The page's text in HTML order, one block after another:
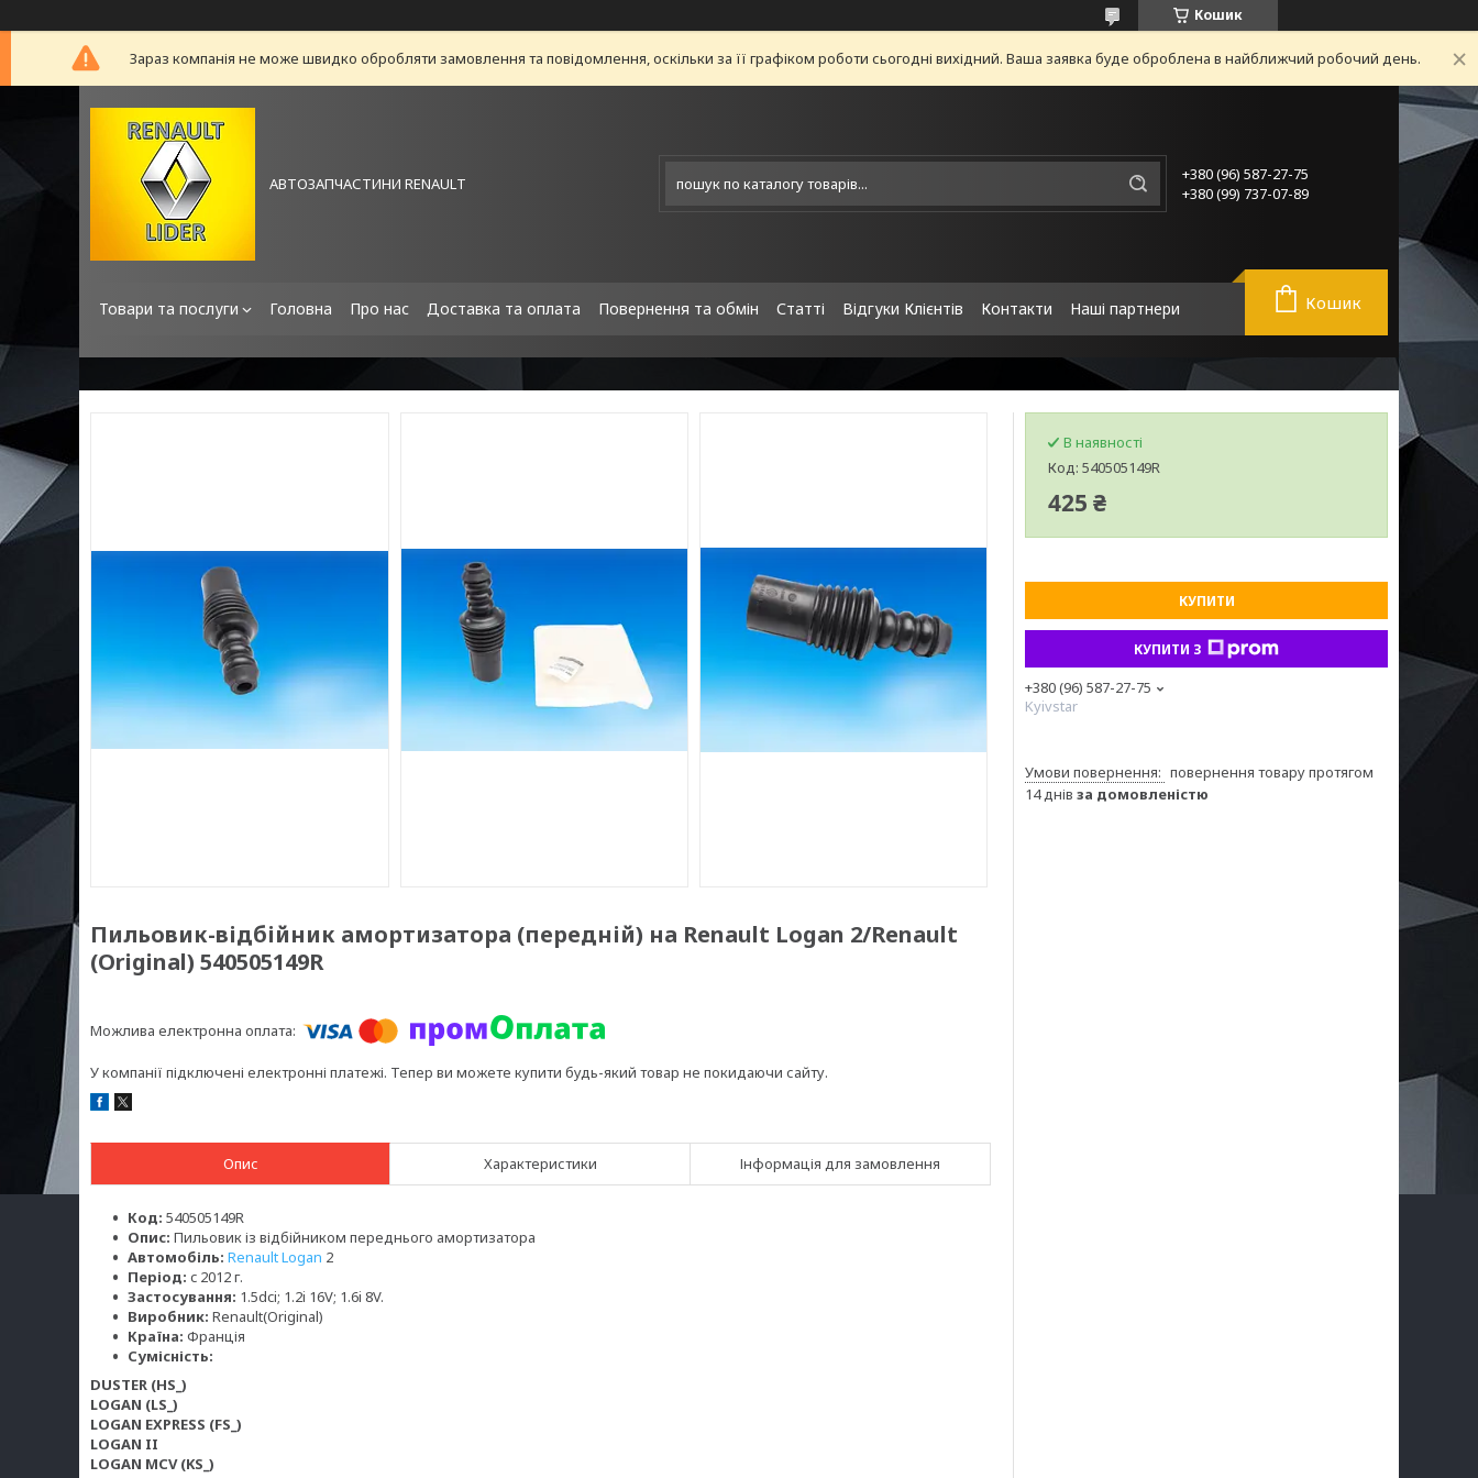
Кошик
Зараз компанія не може швидко обробляти замовлення та повідомлення, оскільки за її графіком роботи сьогодні вихідний. Ваша заявка буде оброблена в найближчий робочий день.
АВТОЗАПЧАСТИНИ RENAULT
+380 (96) 587-27-75
+380 (99) 737-07-89
Товари та послуги Головна Про нас Доставка та оплата Повернення та обмін Статті Відгуки Клієнтів Контакти Наші партнери Кошик
Пильовик-відбійник амортизатора (передній) на Renault Logan 2/Renault
(Original) 540505149R
У компанії підключені електронні платежі. Тепер ви можете купити будь-який товар не покидаючи сайту.
Опис Характеристики Інформація для замовлення
Код: 540505149R
Опис: Пильовик із відбійником переднього амортизатора
Автомобіль: Renault Logan 2
Період: c 2012 г.
Застосування: 1.5dci; 1.2i 16V; 1.6i 8V.
Виробник: Renault(Original)
Країна: Франція
Сумісність:
DUSTER (HS_)
LOGAN (LS_)
LOGAN EXPRESS (FS_)
LOGAN II
LOGAN MCV (KS_)
В наявності
Код: 540505149R
425 ₴
КУПИТИ
КУПИТИ З
+380 (96) 587-27-75
Kyivstar
повернення товару протягом
14 днів за домовленістю